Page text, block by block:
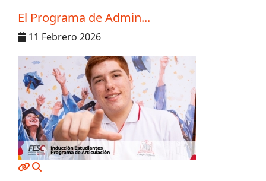
El Programa de Admin...
11 Febrero 2026
MOD_JTCS_VIEW_ARTICLE_LINK